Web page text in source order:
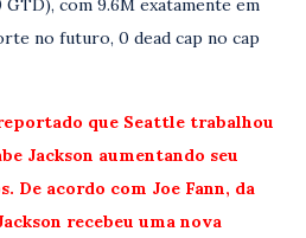
com 9.6M exatamente em
no futuro, 0 dead cap no cap
que Seattle trabalhou
Jackson aumentando seu
De acordo com Joe Fann, da
recebeu uma nova